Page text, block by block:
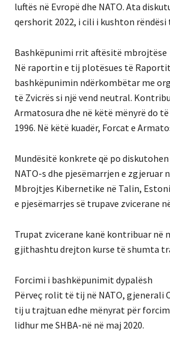
luftës në Evropë dhe NATO. Ata
qershorit 2022, i cili i kushton
Bashkëpunimi rrit aftësitë mbrojtëse
Në raportin e tij plotësues të
bashkëpunimin ndërkombëtar me
të Zvicrës si një vend neutral.
Armatosura dhe në këtë mënyrë do
1996. Në këtë kuadër, Forcat e
Mundësitë konkrete që po
NATO-s dhe pjesëmarrjen e zgjeruar
Mbrojtjes Kibernetike në Talin,
e pjesëmarrjes së trupave zvicerane
Trupat zvicerane kanë kontribuar në
gjithashtu drejton kurse të shumta
Forcimi i bashkëpunimit dypalësh
Përveç rolit të tij në NATO, gjenerali
tij u trajtuan edhe mënyrat për
lidhur me SHBA-në në maj 2020.